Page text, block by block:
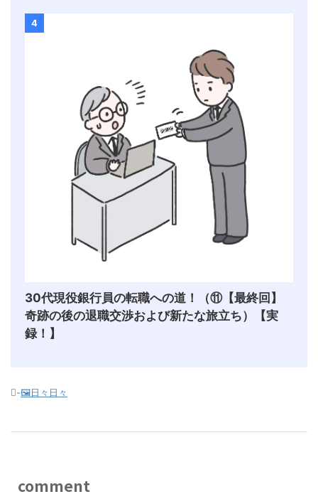
4
30代現役銀行員の転職への道！（⑪【最終回】
奇跡の後の退職交渉および新たな旅立ち）【実
録！】
-🖼️日々日々
comment